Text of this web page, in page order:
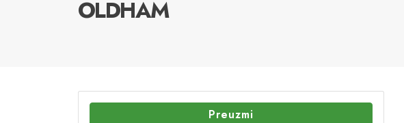
OLDHAM
Preuzmi